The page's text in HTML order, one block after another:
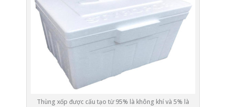
Thùng xốp được cấu tạo từ 95% là không khí và 5% là